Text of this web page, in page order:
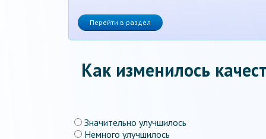
Перейти в раздел
Как изменилось
Значительно улучшилось
Немного улучшилось